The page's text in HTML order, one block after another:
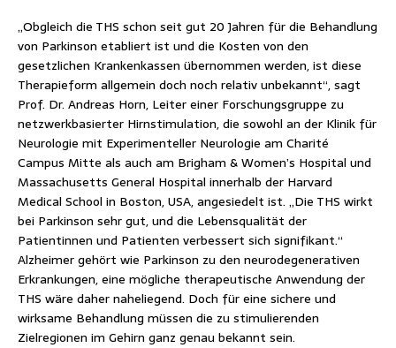
„Obgleich die THS schon seit gut 20 Jahren für die Behandlung
von Parkinson etabliert ist und die Kosten von den
gesetzlichen Krankenkassen übernommen werden, ist diese
Therapieform allgemein doch noch relativ unbekannt“, sagt
Prof. Dr. Andreas Horn, Leiter einer Forschungsgruppe zu
netzwerkbasierter Hirnstimulation, die sowohl an der Klinik für
Neurologie mit Experimenteller Neurologie am Charité
Campus Mitte als auch am Brigham & Women’s Hospital und
Massachusetts General Hospital innerhalb der Harvard
Medical School in Boston, USA, angesiedelt ist. „Die THS wirkt
bei Parkinson sehr gut, und die Lebensqualität der
Patientinnen und Patienten verbessert sich signifikant.“
Alzheimer gehört wie Parkinson zu den neurodegenerativen
Erkrankungen, eine mögliche therapeutische Anwendung der
THS wäre daher naheliegend. Doch für eine sichere und
wirksame Behandlung müssen die zu stimulierenden
Zielregionen im Gehirn ganz genau bekannt sein.